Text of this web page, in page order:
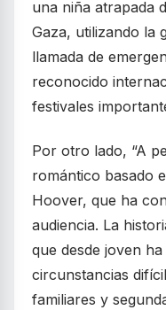
una niña atrapada
Gaza, utilizando la
llamada de
reconocido
festivales
Por otro lado, “A
romántico basado
Hoover, que ha
audiencia. La
que desde joven
circunstancias
familiares y